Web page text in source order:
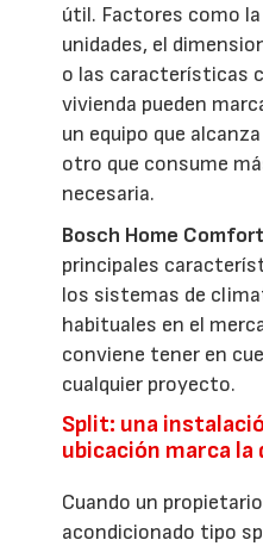
útil. Factores como
unidades, el
o las características
vivienda pueden
un equipo que
otro que consume
necesaria.
Bosch Home Comfort
principales
los sistemas de
habituales en el
conviene tener en
cualquier proyecto.
Split: una
ubicación marca la
Cuando un
acondicionado tipo